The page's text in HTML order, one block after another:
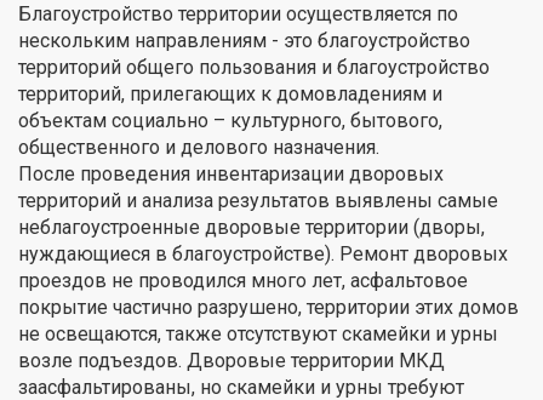
Благоустройство территории осуществляется по
нескольким направлениям - это благоустройство
территорий общего пользования и благоустройство
территорий, прилегающих к домовладениям и
объектам социально – культурного, бытового,
общественного и делового назначения.
После проведения инвентаризации дворовых
территорий и анализа результатов выявлены самые
неблагоустроенные дворовые территории (дворы,
нуждающиеся в благоустройстве). Ремонт дворовых
проездов не проводился много лет, асфальтовое
покрытие частично разрушено, территории этих домов
не освещаются, также отсутствуют скамейки и урны
возле подъездов. Дворовые территории МКД
заасфальтированы, но скамейки и урны требуют